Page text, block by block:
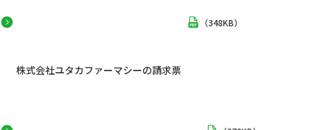
株式会社ユタカファーマシーの請求票
（348KB）